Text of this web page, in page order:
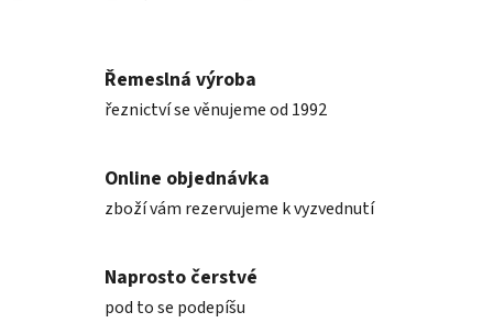
Řemeslná výroba
řeznictví se věnujeme od 1992
Online objednávka
zboží vám rezervujeme k vyzvednutí
Naprosto čerstvé
pod to se podepíšu